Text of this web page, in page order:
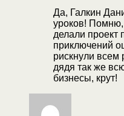
Да, Галкин
уроков! Помню,
делали
приключений
рискнули всем
дядя так же
бизнесы, крут!